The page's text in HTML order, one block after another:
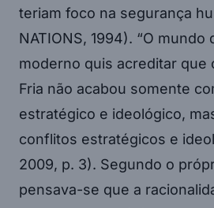
teriam foco na segurança
NATIONS, 1994). “O mundo
moderno quis acreditar que
Fria não acabou somente
estratégico e ideológico,
conflitos estratégicos e
2009, p. 3). Segundo o
pensava-se que a